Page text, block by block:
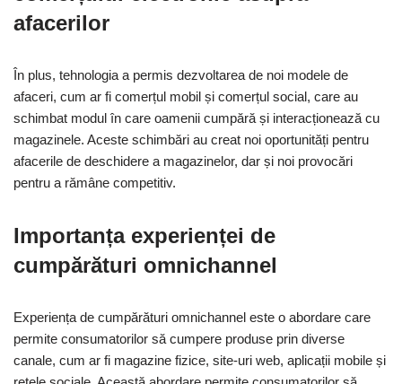
afacerilor
În plus, tehnologia a permis dezvoltarea de noi modele de
afaceri, cum ar fi comerțul mobil și comerțul social, care au
schimbat modul în care oamenii cumpără și interacționează cu
magazinele. Aceste schimbări au creat noi oportunități pentru
afacerile de deschidere a magazinelor, dar și noi provocări
pentru a rămâne competitiv.
Importanța experienței de
cumpărături omnichannel
Experiența de cumpărături omnichannel este o abordare care
permite consumatorilor să cumpere produse prin diverse
canale, cum ar fi magazine fizice, site-uri web, aplicații mobile și